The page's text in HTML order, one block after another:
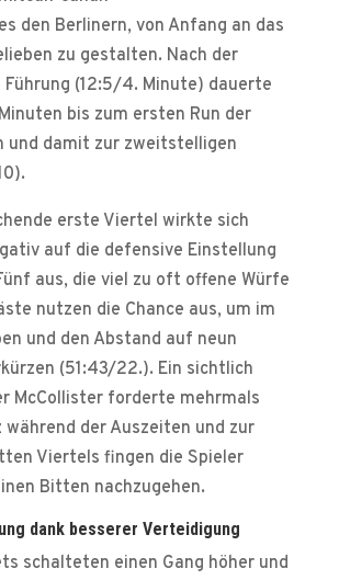
den Berlinern, von Anfang an das
zu gestalten. Nach der
(12:5/4. Minute) dauerte
bis zum ersten Run der
und damit zur zweitstelligen
erste Viertel wirkte sich
auf die defensive Einstellung
aus, die viel zu oft offene Würfe
nutzen die Chance aus, um im
und den Abstand auf neun
(51:43/22.). Ein sichtlich
McCollister forderte mehrmals
während der Auszeiten und zur
Viertels fingen die Spieler
Bitten nachzugehen.
dank besserer Verteidigung
schalteten einen Gang höher und